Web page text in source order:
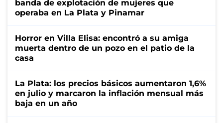
banda de explotación de mujeres que
operaba en La Plata y Pinamar
Horror en Villa Elisa: encontró a su amiga
muerta dentro de un pozo en el patio de la
casa
La Plata: los precios básicos aumentaron 1,6%
en julio y marcaron la inflación mensual más
baja en un año